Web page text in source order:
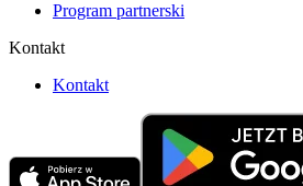
Program partnerski
Kontakt
Kontakt